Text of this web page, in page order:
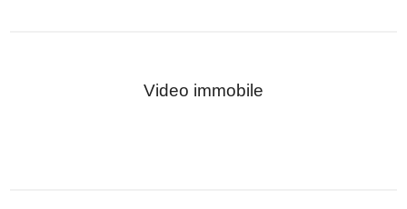
Video immobile